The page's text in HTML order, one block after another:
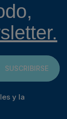
SUSCRIBIRSE
y la